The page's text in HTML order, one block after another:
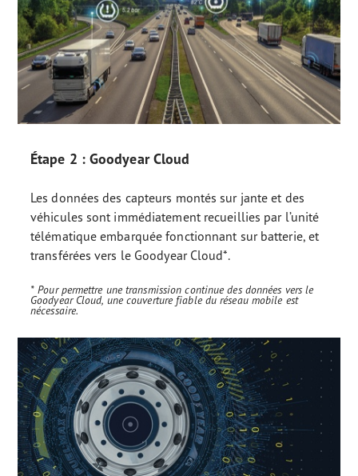
Étape 2 : Goodyear Cloud
Les données des capteurs montés sur jante et des
véhicules sont immédiatement recueillies par l’unité
télématique embarquée fonctionnant sur batterie, et
transférées vers le Goodyear Cloud*.
* Pour permettre une transmission continue des données vers le
Goodyear Cloud, une couverture fiable du réseau mobile est
nécessaire.